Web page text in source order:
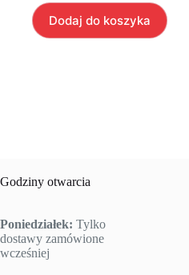
Dodaj do koszyka
Godziny otwarcia
Poniedziałek: Tylko
dostawy zamówione
wcześniej